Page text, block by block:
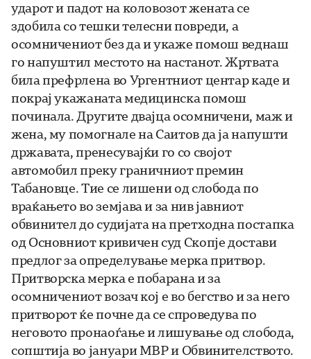
ударот и падот на коловозот жената се
здобила со тешки телесни повреди, а
осомничениот без да и укаже помош веднаш
го напуштил местото на настанот. Жртвата
била префрлена во Ургентниот центар каде и
покрај укажаната медицинска помош
починала. Другите двајца осомничени, маж и
жена, му помогнале на Саитов да ја напушти
државата, пренесувајќи го со својот
автомобил преку граничниот премин
Табановце. Тие се лишени од слобода по
враќањето во земјава и за нив јавниот
обвинител до судијата на претходна постапка
од Основниот кривичен суд Скопје достави
предлог за определување мерка притвор.
Притворска мерка е побарана и за
осомничениот возач кој е во бегство и за него
притворот ќе почне да се спроведува по
неговото пронаоѓање и лишување од слобода,
сопштија во јануари МВР и Обвинителството.